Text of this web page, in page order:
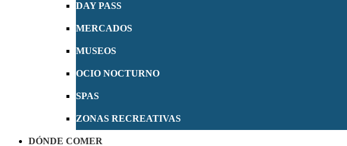
DAY PASS
MERCADOS
MUSEOS
OCIO NOCTURNO
SPAS
ZONAS RECREATIVAS
DÓNDE COMER